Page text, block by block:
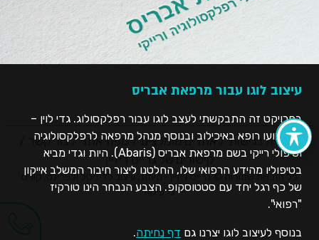
עיצוב לוגו עבור מרפאת אבריס
בפרויקט זה התבקשתי לעצב לוגו עבור רפלקסולוג. גדי לוין –
במקצועו רופא באיכילוב ובנוסף מנהל מרפאה לרפלקסולוגיה
וטיפולי רייקי בשם מרפאת אבריס (Abaris). היות וגדי מביא
בטיפוליו מהידע הרפואי שלו, החלטנו ליצור חיבור המשלב אייקון
של כף רגל יחד עם סטטוסקופ. הצבע הנבחר הינו טורקיז
"רפואי".
בנוסף לעיצוב לוגו יצרנו גם דף נחיתה.
הצהרת נגישות אתרים מומלצים מפת אתר
צור קשר
קישורים של גרייס דיזיין
כל הזכויות שמורות © גרייס דיזיין - מיתוג, עיצוב לדיגיטל ולפרינט, קורס
גרפיקה